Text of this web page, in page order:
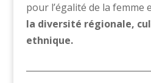
pour l’égalité de la femme
la diversité régionale,
ethnique.